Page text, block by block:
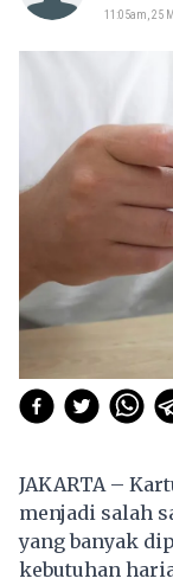
11:05am, 25
JAKARTA –
menjadi salah
yang banyak
kebutuhan